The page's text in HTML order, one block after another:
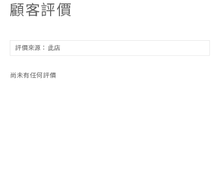
顧客評價
尚未有任何評價